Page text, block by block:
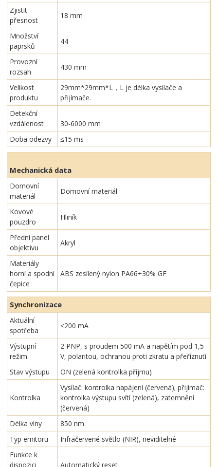
Zjistit
přesnost
18 mm
Množství
paprsků
44
Provozní
rozsah
430 mm
Velikost
produktu
29mm*29mm*L，L je délka vysílače a
přijímače.
Detekční
vzdálenost
30-6000 mm
Doba odezvy
≤15 ms
Mechanická data
Domovní
materiál
Domovní materiál
Kovové
pouzdro
Hliník
Přední panel
objektivu
Akryl
Materiály
horní a spodní
čepice
ABS zesílený nylon PA66+30% GF
Synchronizace
Aktuální
spotřeba
≤200 mA
Výstupní
režim
2 PNP, s proudem 500 mA a napětím pod 1,5
V, polaritou, ochranou proti zkratu a přeříznutí
Stav výstupu
ON (zelená kontrolka příjmu)
Kontrolka
Vysílač: kontrolka napájení (červená); přijímač:
kontrolka výstupu svítí (zelená), zatemnění
(červená)
Délka vlny
850 nm
Typ emitoru
Infračervené světlo (NIR), neviditelné
Funkce k
dispozici
Automatický reset